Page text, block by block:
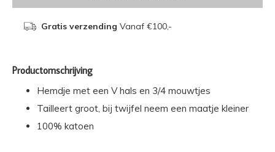
Gratis verzending Vanaf €100,-
Productomschrijving
Hemdje met een V hals en 3/4 mouwtjes
Tailleert groot, bij twijfel neem een maatje kleiner
100% katoen